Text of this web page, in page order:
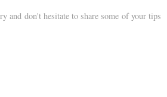
and don't hesitate to share some of your tips